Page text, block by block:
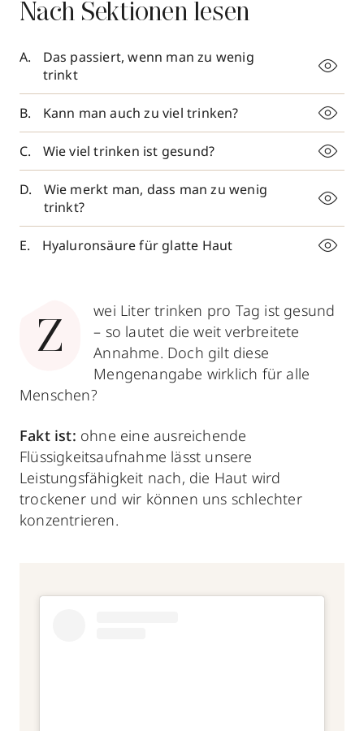
Nach Sektionen lesen
Das passiert, wenn man zu wenig
trinkt
Kann man auch zu viel trinken?
Wie viel trinken ist gesund?
Wie merkt man, dass man zu wenig
trinkt?
Hyaluronsäure für glatte Haut
Z
wei Liter trinken pro Tag ist gesund
– so lautet die weit verbreitete
Annahme. Doch gilt diese
Mengenangabe wirklich für alle
Menschen?
Fakt ist: ohne eine ausreichende
Flüssigkeitsaufnahme lässt unsere
Leistungsfähigkeit nach, die Haut wird
trockener und wir können uns schlechter
konzentrieren.